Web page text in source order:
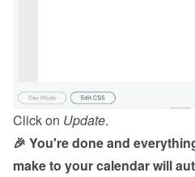
Click on Update.
🎉 You're done and
make to your calendar will